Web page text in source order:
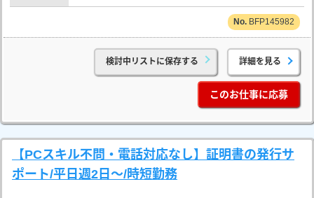
BFP145982
検討中リストに保存する 詳細を見る
このお仕事に応募
【PCスキル不問・電話対応なし】証明書の発行サ
ポート/平日週2日～/時短勤務